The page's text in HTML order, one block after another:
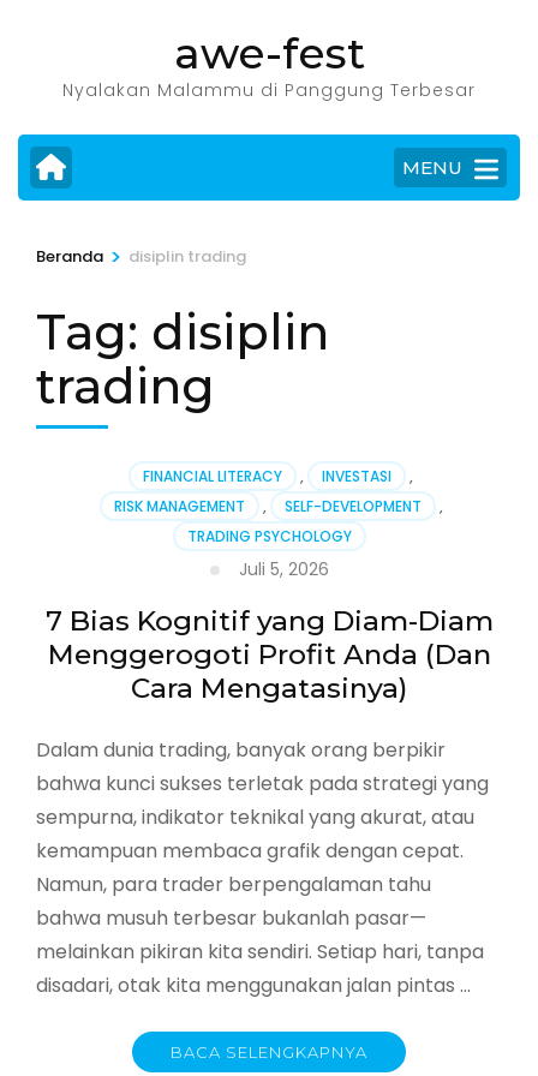
konten
Enter)
awe-fest
Nyalakan Malammu di Panggung Terbesar
MENU
Beranda > disiplin trading
Tag: disiplin
trading
FINANCIAL LITERACY , INVESTASI
,
RISK MANAGEMENT
, SELF-DEVELOPMENT
,
TRADING PSYCHOLOGY
Juli 5, 2026
7 Bias Kognitif yang Diam-Diam
Menggerogoti Profit Anda (Dan
Cara Mengatasinya)
Dalam dunia trading, banyak orang berpikir
bahwa kunci sukses terletak pada strategi yang
sempurna, indikator teknikal yang akurat, atau
kemampuan membaca grafik dengan cepat.
Namun, para trader berpengalaman tahu
bahwa musuh terbesar bukanlah pasar—
melainkan pikiran kita sendiri. Setiap hari, tanpa
disadari, otak kita menggunakan jalan pintas …
BACA SELENGKAPNYA